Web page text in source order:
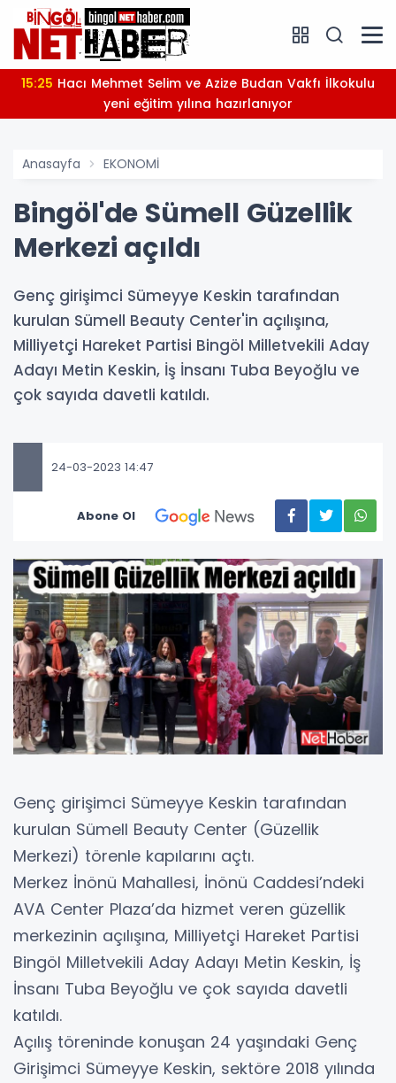
15:25
yeni eğitim yılına hazırlanıyor
Anasayfa EKONOMİ
Bingöl'de Sümell Güzellik
Merkezi açıldı
Genç girişimci Sümeyye Keskin tarafından
kurulan Sümell Beauty Center'in açılışına,
Milliyetçi Hareket Partisi Bingöl Milletvekili Aday
Adayı Metin Keskin, İş İnsanı Tuba Beyoğlu ve
çok sayıda davetli katıldı.
24-03-2023 14:47
Abone Ol
Genç girişimci Sümeyye Keskin tarafından
kurulan Sümell Beauty Center (Güzellik
Merkezi) törenle kapılarını açtı.
Merkez İnönü Mahallesi, İnönü Caddesi’ndeki
AVA Center Plaza’da hizmet veren güzellik
merkezinin açılışına, Milliyetçi Hareket Partisi
Bingöl Milletvekili Aday Adayı Metin Keskin, İş
İnsanı Tuba Beyoğlu ve çok sayıda davetli
katıldı.
Açılış töreninde konuşan 24 yaşındaki Genç
Girişimci Sümeyye Keskin, sektöre 2018 yılında